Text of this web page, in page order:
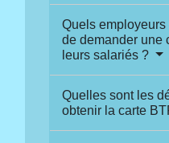
Quels
de demander une
leurs salariés ?
Quelles sont les
obtenir la carte